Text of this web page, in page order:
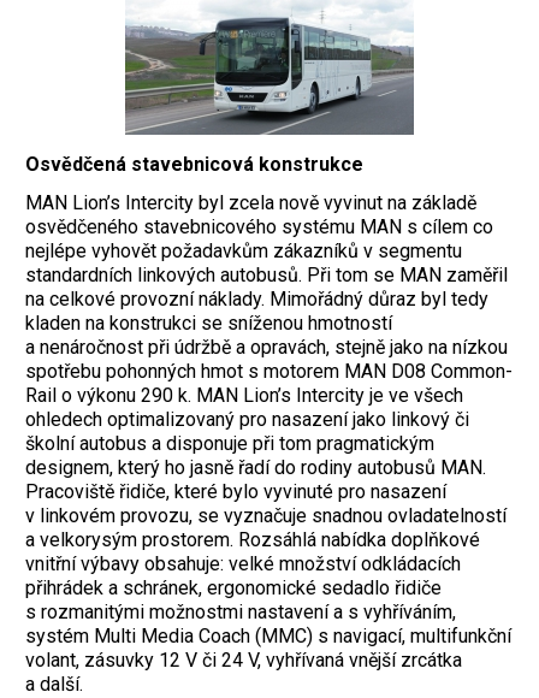
Osvědčená stavebnicová konstrukce
MAN Lion’s Intercity byl zcela nově vyvinut na základě
osvědčeného stavebnicového systému MAN s cílem co
nejlépe vyhovět požadavkům zákazníků v segmentu
standardních linkových autobusů. Při tom se MAN zaměřil
na celkové provozní náklady. Mimořádný důraz byl tedy
kladen na konstrukci se sníženou hmotností
a nenáročnost při údržbě a opravách, stejně jako na nízkou
spotřebu pohonných hmot s motorem MAN D08 Common-
Rail o výkonu 290 k. MAN Lion’s Intercity je ve všech
ohledech optimalizovaný pro nasazení jako linkový či
školní autobus a disponuje při tom pragmatickým
designem, který ho jasně řadí do rodiny autobusů MAN.
Pracoviště řidiče, které bylo vyvinuté pro nasazení
v linkovém provozu, se vyznačuje snadnou ovladatelností
a velkorysým prostorem. Rozsáhlá nabídka doplňkové
vnitřní výbavy obsahuje: velké množství odkládacích
přihrádek a schránek, ergonomické sedadlo řidiče
s rozmanitými možnostmi nastavení a s vyhříváním,
systém Multi Media Coach (MMC) s navigací, multifunkční
volant, zásuvky 12 V či 24 V, vyhřívaná vnější zrcátka
a další.